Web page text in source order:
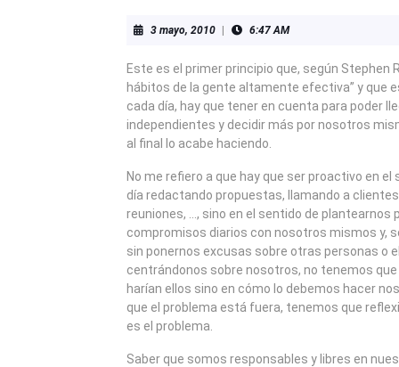
3 mayo, 20103
2010
6:47 AM
Este es el primer principio que, según Stephen
hábitos de la gente altamente efectiva” y que
cada día, hay que tener en cuenta para poder
independientes y decidir más por nosotros
al final lo acabe haciendo.
No me refiero a que hay que ser proactivo en
día redactando propuestas, llamando a
reuniones, …, sino en el sentido de plantearnos
compromisos diarios con nosotros mismos y,
sin ponernos excusas sobre otras personas o
centrándonos sobre nosotros, no tenemos
harían ellos sino en cómo lo debemos hacer
que el problema está fuera, tenemos que
es el problema.
Saber que somos responsables y libres en